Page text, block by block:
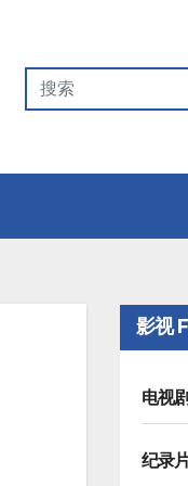
影视
电视
纪录